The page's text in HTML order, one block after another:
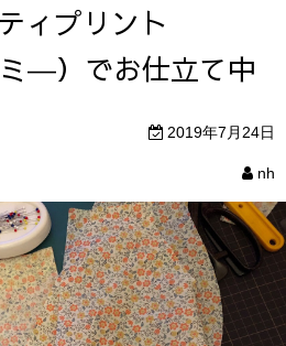
ィプリント
―）でお仕立て中
2019年7月24日
nh